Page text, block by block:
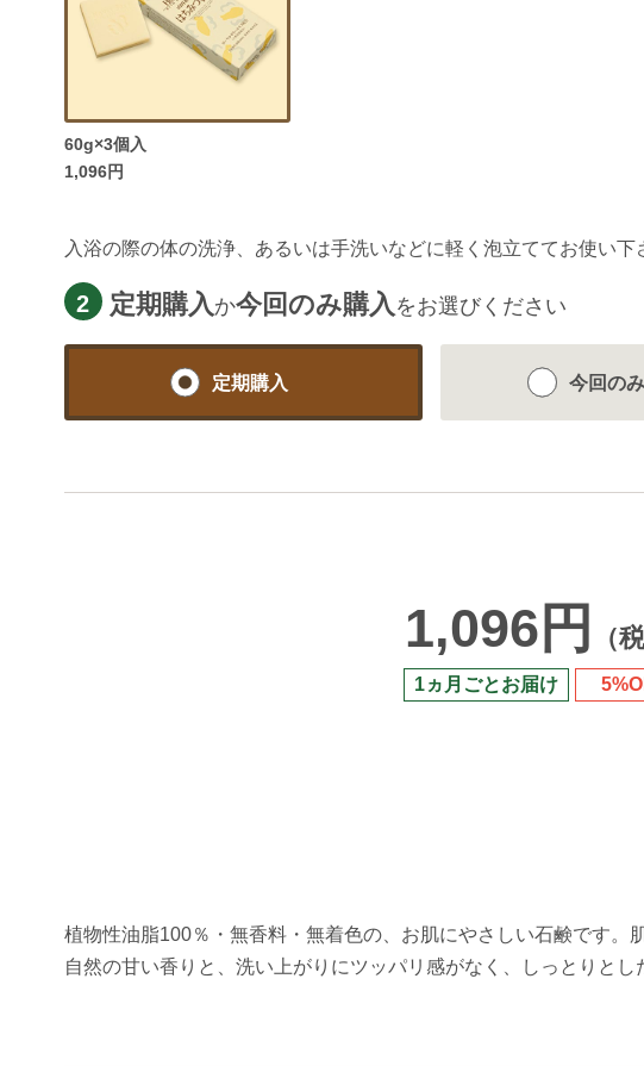
60g×3個入
1,096円
入浴の際の体の洗浄、あるいは手洗いなどに軽く泡立ててお使い下
2 定期購入 か今回のみ購入 をお選びください
定期購入 今回のみ
1,096円 （
1ヵ月ごとお届け
植物性油脂100％・無香料・無着色の、お肌にやさしい石鹸です
自然の甘い香りと、洗い上がりにツッパリ感がなく、しっとりとし